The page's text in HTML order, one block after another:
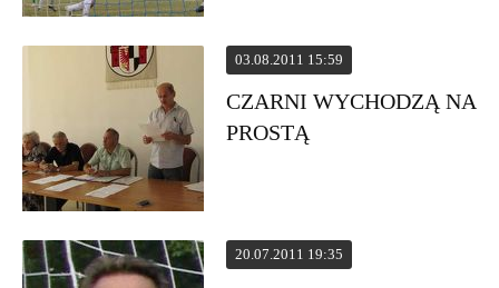
03.08.2011 15:59
CZARNI WYCHODZĄ NA
PROSTĄ
20.07.2011 19:35